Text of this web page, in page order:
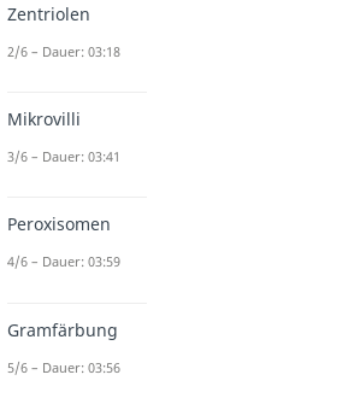
Dauer: 05:05
Zentriolen
2/6 – Dauer: 03:18
Mikrovilli
3/6 – Dauer: 03:41
Peroxisomen
4/6 – Dauer: 03:59
Gramfärbung
5/6 – Dauer: 03:56